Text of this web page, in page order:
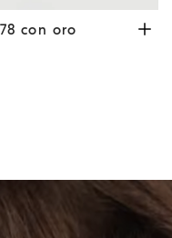
oro Gris Mate / Oro
con oro